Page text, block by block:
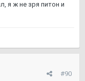
я ж не зря питон и
#90